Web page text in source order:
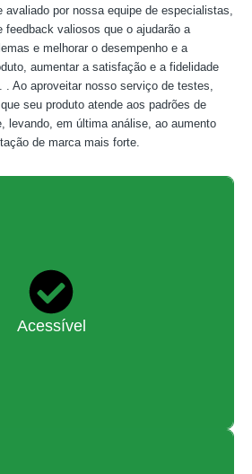
por nossa equipe de especialistas,
feedback valiosos que o ajudarão a
e melhorar o desempenho e a
aumentar a satisfação e a fidelidade
. Ao aproveitar nosso serviço de testes,
seu produto atende aos padrões de
levando, em última análise, ao aumento
de marca mais forte.
Acessível
para cobrir o custo de obtenção da
globalmente reconhecida, ao mesmo
as despesas acessíveis aos nossos
clientes.